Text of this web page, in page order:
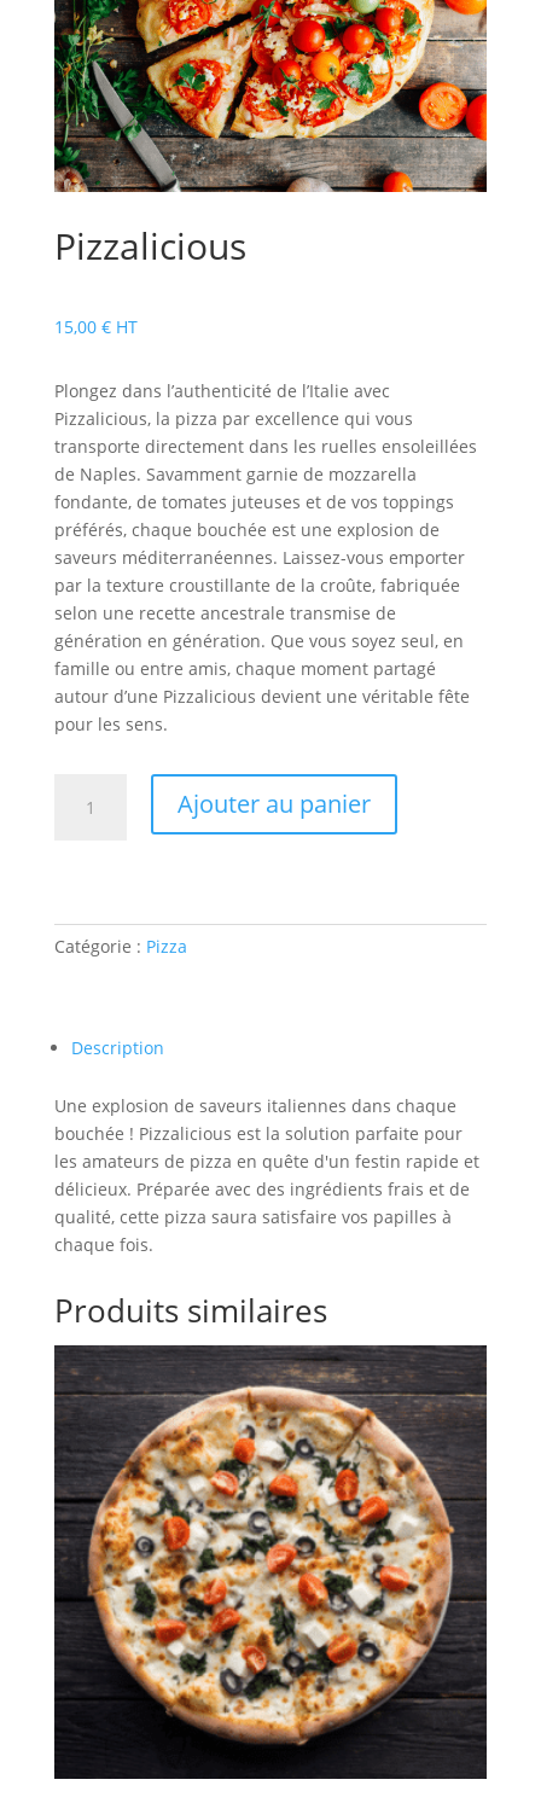
Pizzalicious
15,00 € HT
Plongez dans l’authenticité de l’Italie avec
Pizzalicious, la pizza par excellence qui vous
transporte directement dans les ruelles ensoleillées
de Naples. Savamment garnie de mozzarella
fondante, de tomates juteuses et de vos toppings
préférés, chaque bouchée est une explosion de
saveurs méditerranéennes. Laissez-vous emporter
par la texture croustillante de la croûte, fabriquée
selon une recette ancestrale transmise de
génération en génération. Que vous soyez seul, en
famille ou entre amis, chaque moment partagé
autour d’une Pizzalicious devient une véritable fête
pour les sens.
Ajouter au panier
Catégorie : Pizza
Description
Une explosion de saveurs italiennes dans chaque
bouchée ! Pizzalicious est la solution parfaite pour
les amateurs de pizza en quête d'un festin rapide et
délicieux. Préparée avec des ingrédients frais et de
qualité, cette pizza saura satisfaire vos papilles à
chaque fois.
Produits similaires